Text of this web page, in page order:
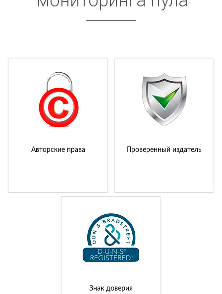
Авторские права Проверенный издатель
Знак доверия